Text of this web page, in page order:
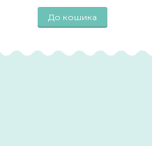
До кошика